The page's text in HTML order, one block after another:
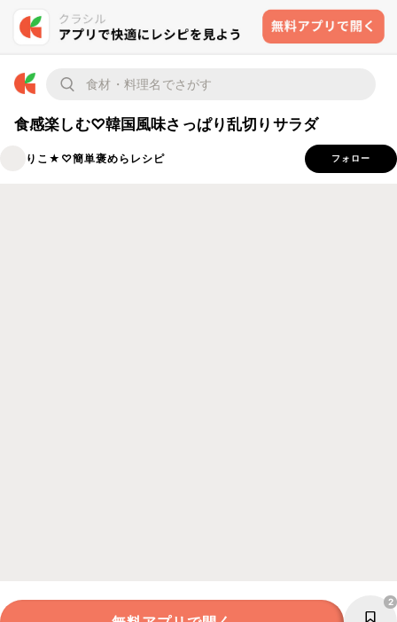
食感楽しむ♡韓国風味さっぱり乱切りサラダ
りこ★♡簡単褒めらレシピ フォロー
2